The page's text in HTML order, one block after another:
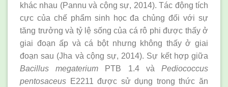
khác nhau (Pannu và cộng sự, 2014). Tác động tích
cực của chế phẩm sinh học đa chủng đối với sự
tăng trưởng và tỷ lệ sống của cá rô phi được thấy ở
giai đoạn ấp và cá bột nhưng không thấy ở giai
đoạn sau (Jha và cộng sự, 2014). Sự kết hợp giữa
Bacillus megaterium PTB 1.4 vàPediococcus
pentosaceus E2211 được sử dụng trong thức ăn